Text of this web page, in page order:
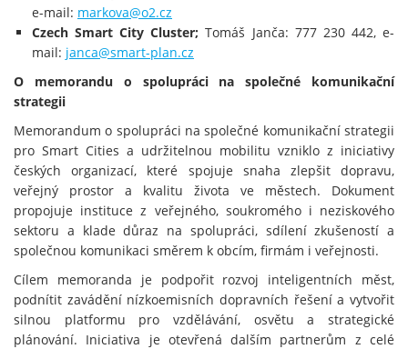
e-mail: markova@o2.cz
Czech Smart City Cluster;Tomáš Janča: 777 230 442, e-
mail: janca@smart-plan.cz
O memorandu o spolupráci na společné komunikační
strategii
Memorandum o spolupráci na společné komunikační strategii
pro Smart Cities a udržitelnou mobilitu vzniklo z iniciativy
českých organizací, které spojuje snaha zlepšit dopravu,
veřejný prostor a kvalitu života ve městech. Dokument
propojuje instituce z veřejného, soukromého i neziskového
sektoru a klade důraz na spolupráci, sdílení zkušeností a
společnou komunikaci směrem k obcím, firmám i veřejnosti.
Cílem memoranda je podpořit rozvoj inteligentních měst,
podnítit zavádění nízkoemisních dopravních řešení a vytvořit
silnou platformu pro vzdělávání, osvětu a strategické
plánování. Iniciativa je otevřená dalším partnerům z celé